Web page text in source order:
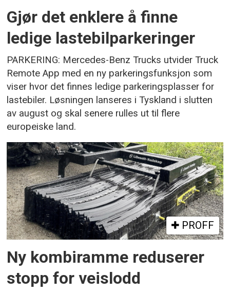
Gjør det enklere å finne
ledige lastebilparkeringer
PARKERING: Mercedes-Benz Trucks utvider Truck
Remote App med en ny parkeringsfunksjon som
viser hvor det finnes ledige parkeringsplasser for
lastebiler. Løsningen lanseres i Tyskland i slutten
av august og skal senere rulles ut til flere
europeiske land.
PROFF
Ny kombiramme reduserer
stopp for veislodd